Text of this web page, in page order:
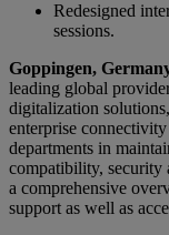
Redesigned
sessions.
Goppingen,
leading global
digitalization
enterprise
departments in
compatibility, security
a comprehensive
support as well as